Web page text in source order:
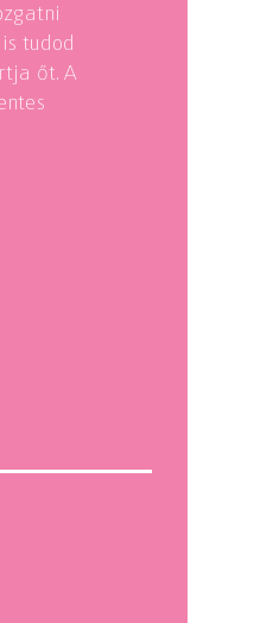
tudod
őt. A